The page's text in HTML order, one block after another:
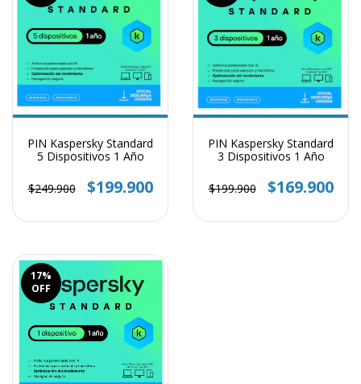
PIN Kaspersky Standard
5 Dispositivos 1 Año
$249.900 $199.900
PIN Kaspersky Standard
3 Dispositivos 1 Año
$199.900 $169.900
17%
OFF